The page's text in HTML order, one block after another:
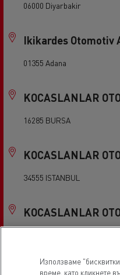
06000 Diyarbakir
Ikikardes Otomotiv
01355 Adana
KOCASLANLAR
16285 BURSA
KOCASLANLAR
34555 ISTANBUL
KOCASLANLAR
KOCASLANLAR
Използваме
време, като кликнете